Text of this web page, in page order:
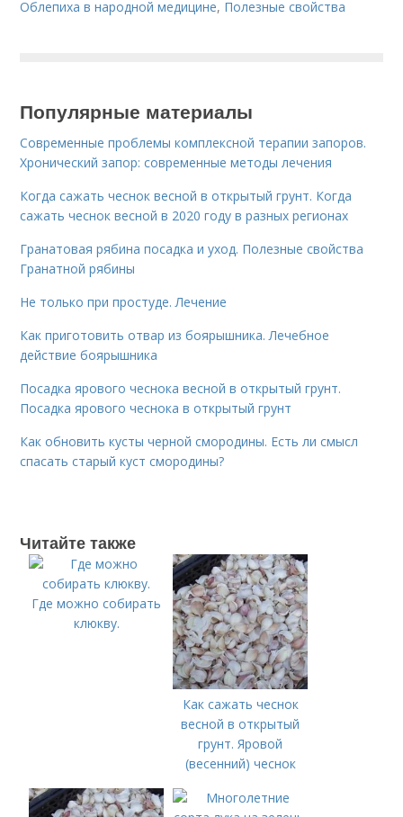
Облепиха в народной медицине, Полезные свойства
Популярные материалы
Современные проблемы комплексной терапии запоров.
Хронический запор: современные методы лечения
Когда сажать чеснок весной в открытый грунт. Когда
сажать чеснок весной в 2020 году в разных регионах
Гранатовая рябина посадка и уход. Полезные свойства
Гранатной рябины
Не только при простуде. Лечение
Как приготовить отвар из боярышника. Лечебное
действие боярышника
Посадка ярового чеснока весной в открытый грунт.
Посадка ярового чеснока в открытый грунт
Как обновить кусты черной смородины. Есть ли смысл
спасать старый куст смородины?
Читайте также
Где можно собирать
клюкву.
Как сажать чеснок
весной в открытый
грунт. Яровой
(весенний) чеснок